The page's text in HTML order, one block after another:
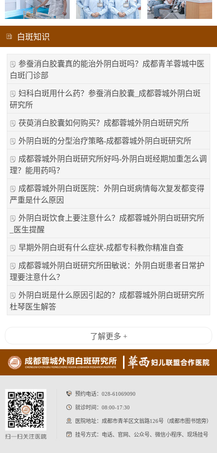
白斑知识
参蚕消白胶囊真的能治外阴白斑吗？成都青羊蓉城中医
白斑门诊部
妇科白斑用什么药？参蚕消白胶囊_成都蓉城外阴白斑
研究所
茯萸消白胶囊如何购买？成都蓉城外阴白斑研究所
外阴白斑的分型治疗策略-成都蓉城外阴白斑研究所
成都蓉城外阴白斑研究所好吗-外阴白斑经期加重怎么调
理？能用药吗？
成都蓉城外阴白斑医院：外阴白斑病情每次复发都变得
严重是什么原因
外阴白斑饮食上要注意什么？成都蓉城外阴白斑研究所
_医生提醒
早期外阴白斑有什么症状-成都专科教你精准自查
成都蓉城外阴白斑研究所田敏说：外阴白斑患者日常护
理要注意什么？
外阴白斑是什么原因引起的？成都蓉城外阴白斑研究所
杜琴医生解答
了解更多 +
预约电话： 028-61069090
就诊时间：08:00-17:30
医院地址：成都市青羊区文翁路126号（成都市图书馆旁）
挂号方式：电话、官网、公众号、微信小程序、现场挂号